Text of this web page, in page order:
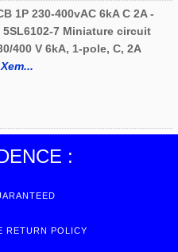
1P 230-400vAC 6kA C 2A -
5SL6102-7 Miniature circuit
400 V 6kA, 1-pole, C, 2A
Xem...
:
RETURN POLICY